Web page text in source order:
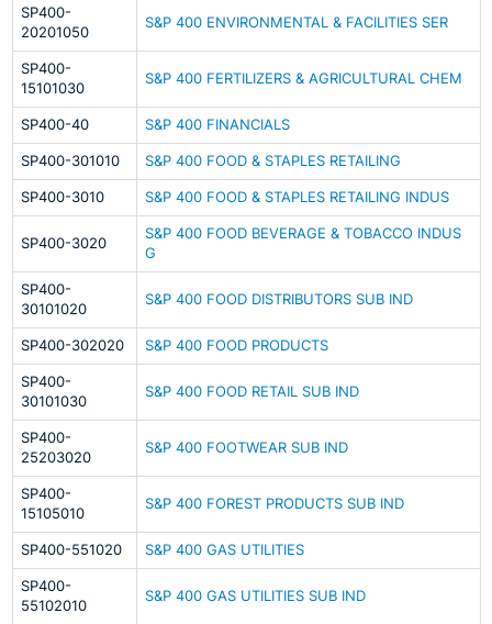
SP400-
20201050
S&P 400 ENVIRONMENTAL & FACILITIES SER
SP400-
15101030
S&P 400 FERTILIZERS & AGRICULTURAL CHEM
SP400-40 S&P 400 FINANCIALS
SP400-301010 S&P 400 FOOD & STAPLES RETAILING
SP400-3010 S&P 400 FOOD & STAPLES RETAILING INDUS
SP400-3020
S&P 400 FOOD BEVERAGE & TOBACCO INDUS
G
SP400-
30101020
S&P 400 FOOD DISTRIBUTORS SUB IND
SP400-302020 S&P 400 FOOD PRODUCTS
SP400-
30101030
S&P 400 FOOD RETAIL SUB IND
SP400-
25203020
S&P 400 FOOTWEAR SUB IND
SP400-
15105010
S&P 400 FOREST PRODUCTS SUB IND
SP400-551020 S&P 400 GAS UTILITIES
SP400-
55102010
S&P 400 GAS UTILITIES SUB IND